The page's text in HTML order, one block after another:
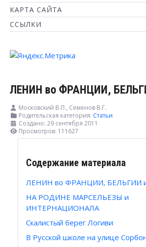
КАРТА САЙТА
ССЫЛКИ
ЛЕНИН во ФРАНЦИИ,
Московский В.П., Семенов В.Г.
Родительская категория: Статьи
Создано: 29 сентября 2011
Просмотров: 111627
Содержание материала
ЛЕНИН во ФРАНЦИИ, БЕЛЬГИИ
НА РОДИНЕ МАРСЕЛЬЕЗЫ и
ИНТЕРНАЦИОНАЛА
Скалистый берег Логиви
В Русской школе на улице